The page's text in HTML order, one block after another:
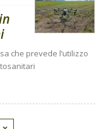
che prevede l’utilizzo